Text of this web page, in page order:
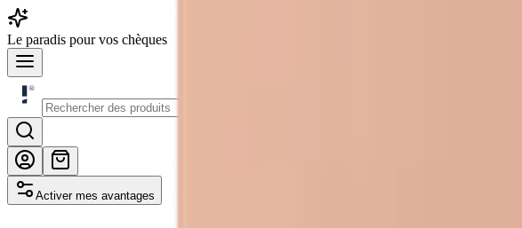
Le paradis pour vos chèques
Activer mes avantages